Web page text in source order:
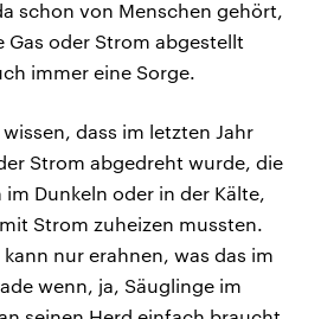
schon von Menschen gehört,
Gas oder Strom abgestellt
immer eine Sorge.
dass im letzten Jahr
Strom abgedreht wurde, die
Dunkeln oder in der Kälte,
Strom zuheizen mussten.
nur erahnen, was das im
wenn, ja, Säuglinge im